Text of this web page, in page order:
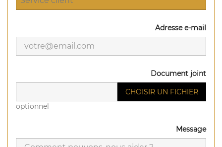
Adresse e-mail
Document joint
CHOISIR UN FICHIER
optionnel
Message